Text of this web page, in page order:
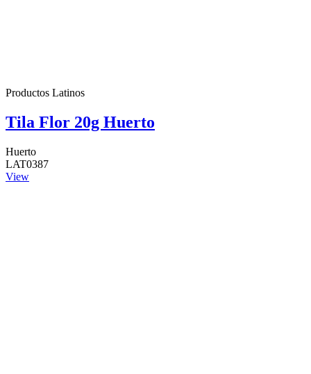
Productos Latinos
Tila Flor 20g Huerto
Huerto
LAT0387
View